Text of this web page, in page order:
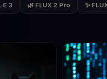
3 🌿 FLUX 2 Pro ✨